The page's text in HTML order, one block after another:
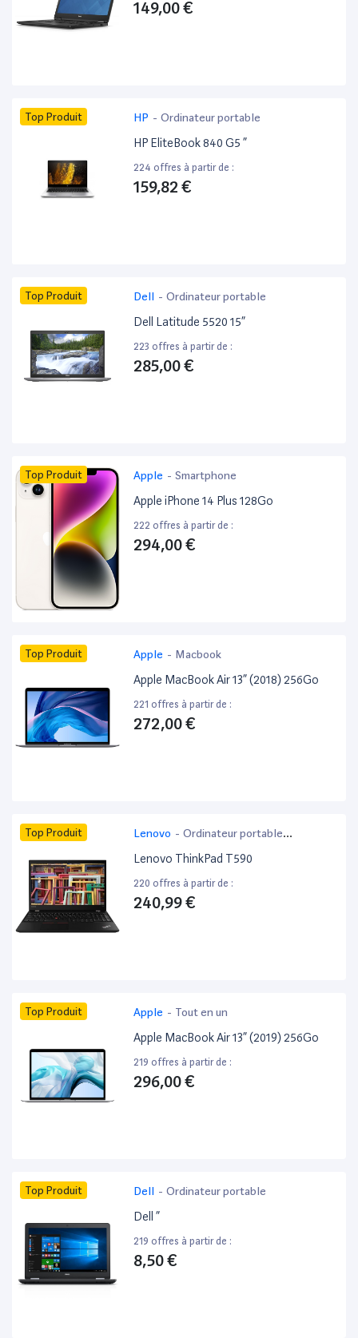
149,00 €
Top Produit HP - Ordinateur portable
HP EliteBook 840 G5 ”
224 offres à partir de :
159,82 €
Top Produit Dell - Ordinateur portable
Dell Latitude 5520 15”
223 offres à partir de :
285,00 €
Top Produit Apple - Smartphone
Apple iPhone 14 Plus 128Go
222 offres à partir de :
294,00 €
Top Produit Apple - Macbook
Apple MacBook Air 13” (2018) 256Go
221 offres à partir de :
272,00 €
Top Produit Lenovo - Ordinateur portable
bureautique
Lenovo ThinkPad T590
220 offres à partir de :
240,99 €
Top Produit Apple - Tout en un
Apple MacBook Air 13” (2019) 256Go
219 offres à partir de :
296,00 €
Top Produit Dell - Ordinateur portable
Dell ”
219 offres à partir de :
8,50 €